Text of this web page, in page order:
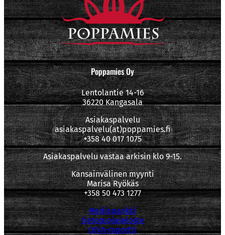
Poppamies Oy
Lentolantie 14-16
36220 Kangasala
Asiakaspalvelu
asiakaspalvelu(at)poppamies.fi
+358 40 017 1075
Asiakaspalvelu vastaa arkisin klo 9-15.
Kansainvälinen myynti
Marisa Ryökäs
+358 50 473 1277
Mediapankki
tietosuojaseloste
OIVA-raportti